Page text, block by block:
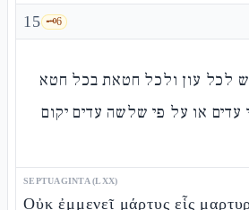
15 🗝️6
לכל עון ולכל חטאת בכל חטא
או על פי שלשה עדים יקום
SEPTUAGINTA (LXX)
Οὐκ ἐμμενεῖ μάρτυς εἷς